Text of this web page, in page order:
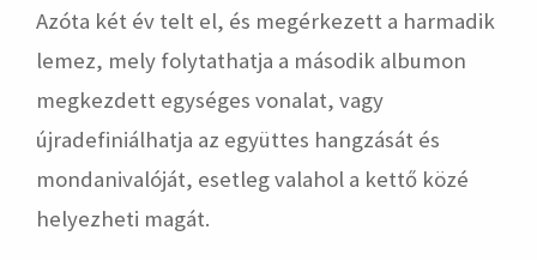
Azóta két év telt el, és megérkezett a harmadik
lemez, mely folytathatja a második albumon
megkezdett egységes vonalat, vagy
újradefiniálhatja az együttes hangzását és
mondanivalóját, esetleg valahol a kettő közé
helyezheti magát.